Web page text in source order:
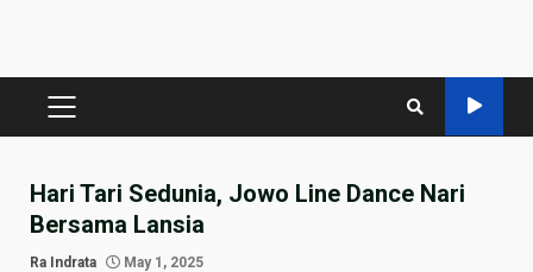
PRIMARY
Hari Tari Sedunia, Jowo Line Dance Nari
Bersama Lansia
Ra Indrata May 1, 2025